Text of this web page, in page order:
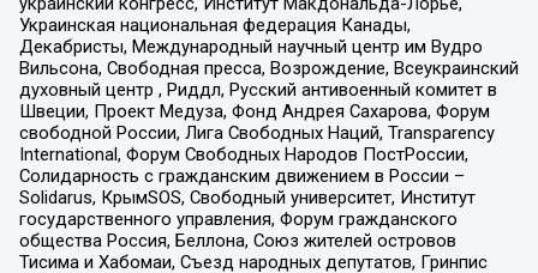
Украинская национальная федерация Канады,
Декабристы, Международный научный центр им Вудро
Вильсона, Свободная пресса, Возрождение, Всеукраинский
духовный центр , Риддл, Русский антивоенный комитет в
Швеции, Проект Медуза, Фонд Андрея Сахарова, Форум
свободной России, Лига Свободных Наций, Transparеncy
International, Форум Свободных Народов ПостРоссии,
Солидарность с гражданским движением в России –
Solidarus, КрымSOS, Свободный университет, Институт
государственного управления, Форум гражданского
общества Россия, Беллона, Союз жителей островов
Тисима и Хабомаи, Съезд народных депутатов, Гринпис